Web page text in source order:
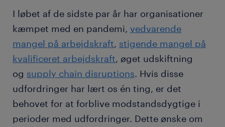
I løbet af de sidste par år har organisationer
kæmpet med en pandemi, vedvarende
mangel på arbejdskraft, stigende mangel på
kvalificeret arbejdskraft, øget udskiftning
og supply chain disruptions. Hvis disse
udfordringer har lært os én ting, er det
behovet for at forblive modstandsdygtige i
perioder med udfordringer. Dette ønske om